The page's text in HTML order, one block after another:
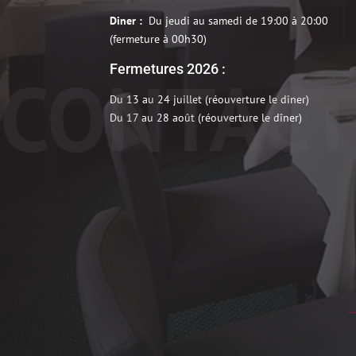
Diner : Du jeudi au samedi de 19:00 à 20:00
(fermeture à 00h30)
Fermetures 2026 :
Du 13 au 24 juillet (réouverture le dîner)
Du 17 au 28 août (réouverture le dîner)